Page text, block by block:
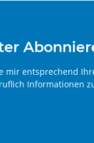
mir entsprechend
Informationen